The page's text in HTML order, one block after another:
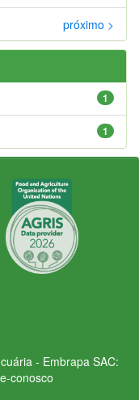
próximo >
1
1
- Embrapa SAC:
conosco